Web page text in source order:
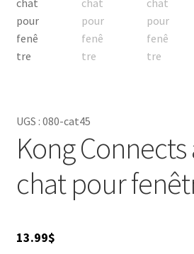
UGS : 080-cat45
Kong Connects
chat pour
13.99$